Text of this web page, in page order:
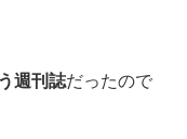
週刊誌だったので